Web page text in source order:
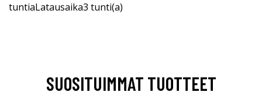
tuntiaLatausaika3 tunti(a)
SUOSITUIMMAT TUOTTEET